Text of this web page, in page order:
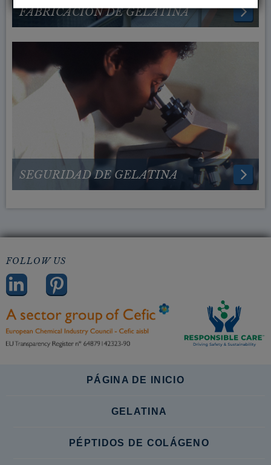
FABRICACIÓN DE GELATINA
SEGURIDAD DE GELATINA
FOLLOW US
PÁGINA DE INICIO
GELATINA
PÉPTIDOS DE COLÁGENO